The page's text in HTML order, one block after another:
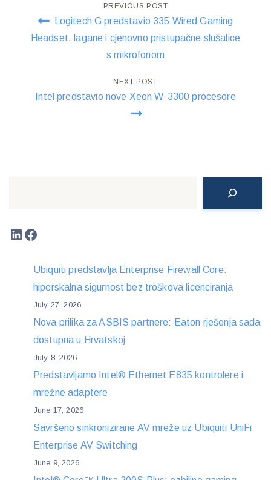
Post
navigation
PREVIOUS POST
Logitech G predstavio 335 Wired Gaming
Headset, lagane i cjenovno pristupačne slušalice
s mikrofonom
NEXT POST
Intel predstavio nove Xeon W-3300 procesore
LinkedIn
Facebook
Ubiquiti predstavlja Enterprise Firewall Core:
hiperskalna sigurnost bez troškova licenciranja
July 27, 2026
Nova prilika za ASBIS partnere: Eaton rješenja sada
dostupna u Hrvatskoj
July 8, 2026
Predstavljamo Intel® Ethernet E835 kontrolere i
mrežne adaptere
June 17, 2026
Savršeno sinkronizirane AV mreže uz Ubiquiti UniFi
Enterprise AV Switching
June 9, 2026